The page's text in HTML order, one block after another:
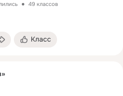
49 классов
Класс